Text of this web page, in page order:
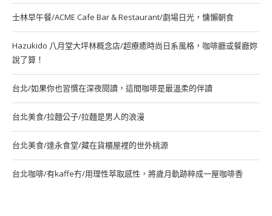
士林早午餐/ACME Cafe Bar & Restaurant/劇場日光，慵懶朝食
Hazukido 八月堂大坪林概念店/超療癒時尚日系風格，咖啡廳或餐廳妳
說了算！
台北/如果你也習慣在深夜閱讀，這間咖啡是最溫柔的伴讀
台北美食/拉麵公子/拉麵是男人的浪漫
台北美食/達永食堂/藏在貨櫃屋裡的世外桃源
台北咖啡/有kaffe冇/用理性萃取感性，將歲月軌跡粹成一屋咖啡香